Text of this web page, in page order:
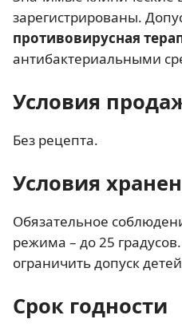
зарегистрированы.
противовирусная
антибактериальными
Условия
Без рецепта.
Условия
Обязательное
режима – до 25
ограничить допуск
Срок годности